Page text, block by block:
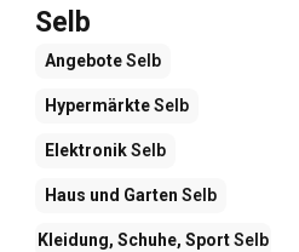
Selb
AngeboteSelb
HypermärkteSelb
ElektronikSelb
Haus und Garten Selb
Kleidung, Schuhe, SportSelb